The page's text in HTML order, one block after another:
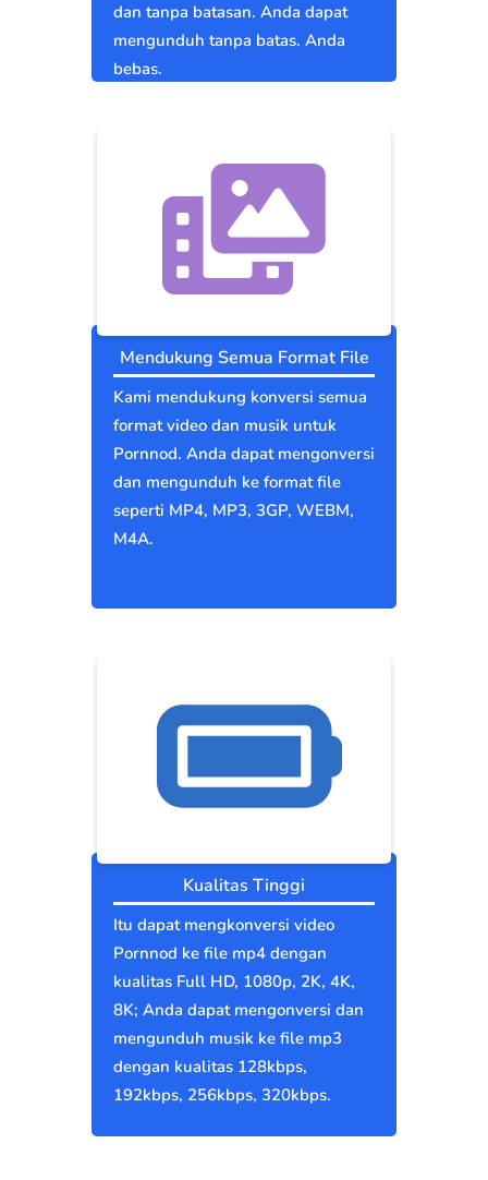
dan tanpa batasan. Anda dapat
mengunduh tanpa batas. Anda
bebas.
Mendukung Semua Format File
Kami mendukung konversi semua
format video dan musik untuk
Pornnod. Anda dapat mengonversi
dan mengunduh ke format file
seperti MP4, MP3, 3GP, WEBM,
M4A.
Kualitas Tinggi
Itu dapat mengkonversi video
Pornnod ke file mp4 dengan
kualitas Full HD, 1080p, 2K, 4K,
8K; Anda dapat mengonversi dan
mengunduh musik ke file mp3
dengan kualitas 128kbps,
192kbps, 256kbps, 320kbps.